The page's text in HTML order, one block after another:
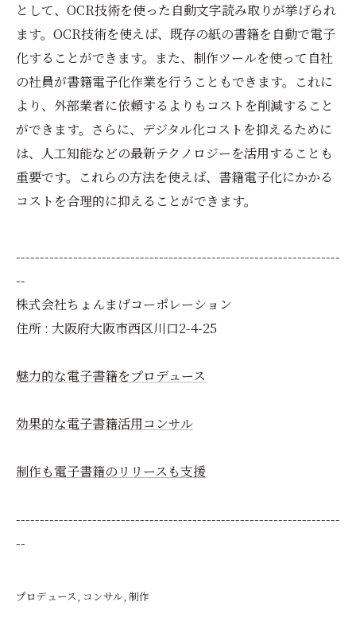
として、OCR技術を使った自動文字読み取りが挙げられ
ます。OCR技術を使えば、既存の紙の書籍を自動で電子
化することができます。また、制作ツールを使って自社
の社員が書籍電子化作業を行うこともできます。これに
より、外部業者に依頼するよりもコストを削減すること
ができます。さらに、デジタル化コストを抑えるために
は、人工知能などの最新テクノロジーを活用することも
重要です。これらの方法を使えば、書籍電子化にかかる
コストを合理的に抑えることができます。
--------------------------------------------------------------------
--
株式会社ちょんまげコーポレーション
住所 : 大阪府大阪市西区川口2-4-25
魅力的な電子書籍をプロデュース
効果的な電子書籍活用コンサル
制作も電子書籍のリリースも支援
--------------------------------------------------------------------
--
プロデュース コンサル 制作